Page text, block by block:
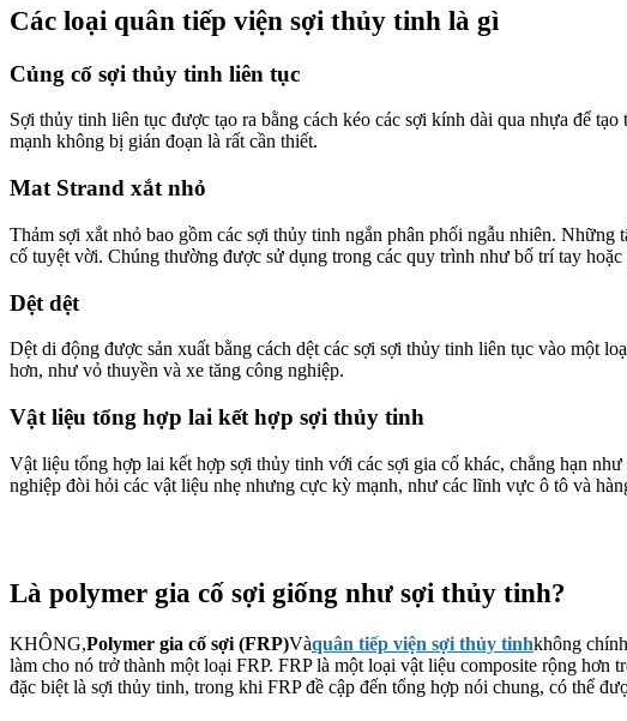
Các loại quân tiếp viện sợi thủy tinh là gì
Củng cố sợi thủy tinh liên tục
Sợi thủy tinh liên tục được tạo ra bằng cách kéo các sợi kính dài qua nhựa để
mạnh không bị gián đoạn là rất cần thiết.
Mat Strand xắt nhỏ
Thảm sợi xắt nhỏ bao gồm các sợi thủy tinh ngắn phân phối ngẫu nhiên.
cố tuyệt vời. Chúng thường được sử dụng trong các quy trình như bố trí tay hoặc
Dệt dệt
Dệt di động được sản xuất bằng cách dệt các sợi sợi thủy tinh liên tục vào một
hơn, như vỏ thuyền và xe tăng công nghiệp.
Vật liệu tổng hợp lai kết hợp sợi thủy tinh
Vật liệu tổng hợp lai kết hợp sợi thủy tinh với các sợi gia cố khác, chẳng hạn
nghiệp đòi hỏi các vật liệu nhẹ nhưng cực kỳ mạnh, như các lĩnh vực ô tô và
Là polymer gia cố sợi giống như sợi thủy tinh?
KHÔNG,Polymer gia cố sợi (FRP)Vàquân tiếp viện sợi thủy tinhkhông
làm cho nó trở thành một loại FRP. FRP là một loại vật liệu composite rộng
đặc biệt là sợi thủy tinh, trong khi FRP đề cập đến tổng hợp nói chung, có thể